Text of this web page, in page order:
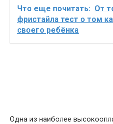
Что еще почитать: От
фристайла тест о том
своего ребёнка
Одна из наиболее